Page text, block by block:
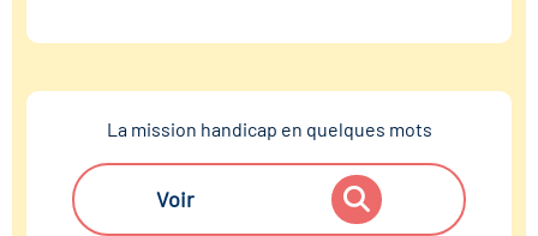
La mission handicap en quelques mots
Voir